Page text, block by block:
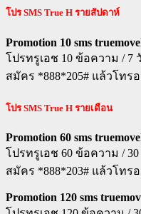
โปรSMS True H รายสัปดาห์
Promotion 10 sms
โปรทรูเอช 10 ข้อความ / 7
สมัคร *888*205# แล้วโทร
โปรSMS True H รายเดือน
Promotion 60 sms
โปรทรูเอช 60 ข้อความ /
สมัคร *888*203# แล้วโทร
Promotion 120 sms